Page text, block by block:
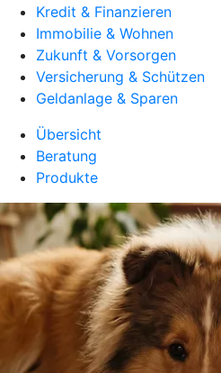
Kredit & Finanzieren
Immobilie & Wohnen
Zukunft & Vorsorgen
Versicherung & Schützen
Geldanlage & Sparen
Übersicht
Beratung
Produkte